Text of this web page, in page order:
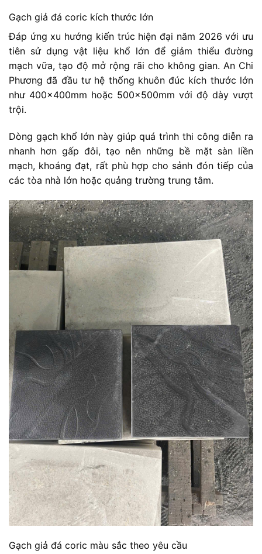
Gạch giả đá coric kích thước lớn
Đáp ứng xu hướng kiến trúc hiện đại năm 2026 với ưu
tiên sử dụng vật liệu khổ lớn để giảm thiểu đường
mạch vữa, tạo độ mở rộng rãi cho không gian. An Chi
Phương đã đầu tư hệ thống khuôn đúc kích thước lớn
như 400x400mm hoặc 500x500mm với độ dày vượt
trội.
Dòng gạch khổ lớn này giúp quá trình thi công diễn ra
nhanh hơn gấp đôi, tạo nên những bề mặt sàn liền
mạch, khoáng đạt, rất phù hợp cho sảnh đón tiếp của
các tòa nhà lớn hoặc quảng trường trung tâm.
Gạch giả đá coric màu sắc theo yêu cầu